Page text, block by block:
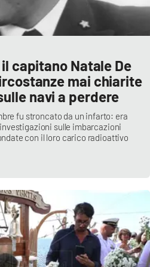
capitano Natale De
mai chiarite
navi a perdere
fu stroncato da un infarto: era
sulle imbarcazioni
con il loro carico radioattivo